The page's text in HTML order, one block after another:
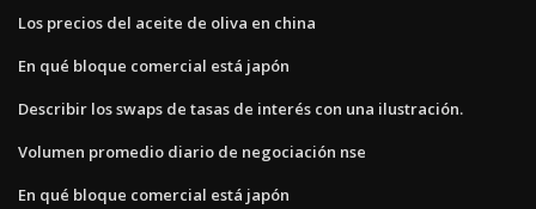
Los precios del aceite de oliva en china
En qué bloque comercial está japón
Describir los swaps de tasas de interés con una ilustración.
Volumen promedio diario de negociación nse
En qué bloque comercial está japón